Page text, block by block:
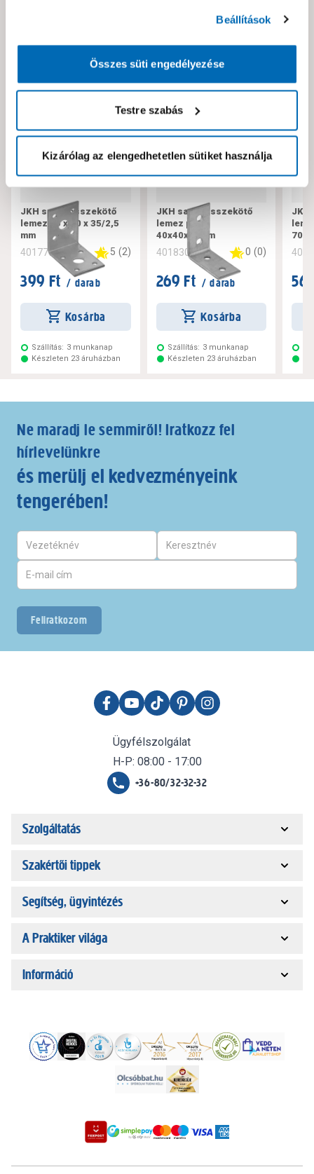
Beállítások
Összes süti engedélyezése
Testre szabás
Kizárólag az elengedhetetlen sütiket használja
JKH sarokösszekötő
lemez 50 x 50 x 35/2,5
mm
401779 5 (2)
399 Ft / darab
Kosárba
Szállítás: 3 munkanap
Készleten 23 áruházban
JKH sarokösszekötő
lemez perf.
40x40x20mm
401830 0 (0)
269 Ft / darab
Kosárba
Szállítás: 3 munkanap
Készleten 23 áruházban
JKH
Ne maradj le semmiről! Iratkozz fel
hírlevelünkre
és merülj el kedvezményeink
tengerében!
Feliratkozom
Ügyfélszolgálat
H-P: 08:00 - 17:00
+36-80/32-32-32
Szolgáltatás
Szakértői tippek
Segítség, ügyintézés
A Praktiker világa
Információ